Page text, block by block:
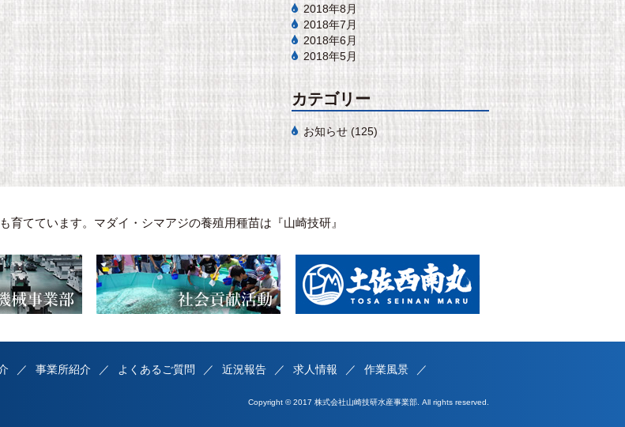
2018年8月
2018年7月
2018年6月
2018年5月
カテゴリー
お知らせ (125)
育てています。マダイ・シマアジの養殖用種苗は『山崎技研』
事業所紹介 よくあるご質問 近況報告 求人情報 作業風景
Copyright © 2017 株式会社山崎技研水産事業部. All rights reserved.